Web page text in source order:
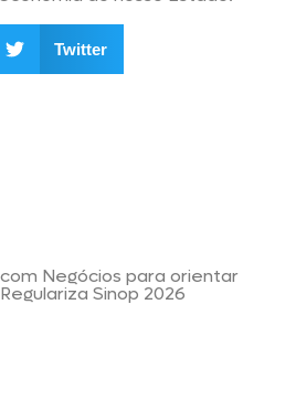
Twitter
Negócios para orientar
Sinop 2026